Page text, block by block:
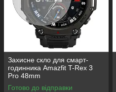
Захисне скло для смарт-
годинника Amazfit T-Rex 3
Pro 48mm
Готово до відправки